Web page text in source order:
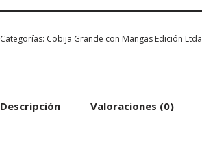
Categorías: Cobija Grande con Mangas Edición Ltda
Descripción Valoraciones (0)